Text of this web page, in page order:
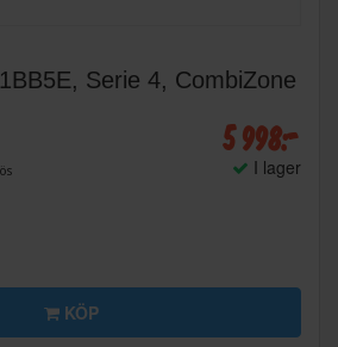
Serie 4, CombiZone
5 998:-
I lager
KÖP